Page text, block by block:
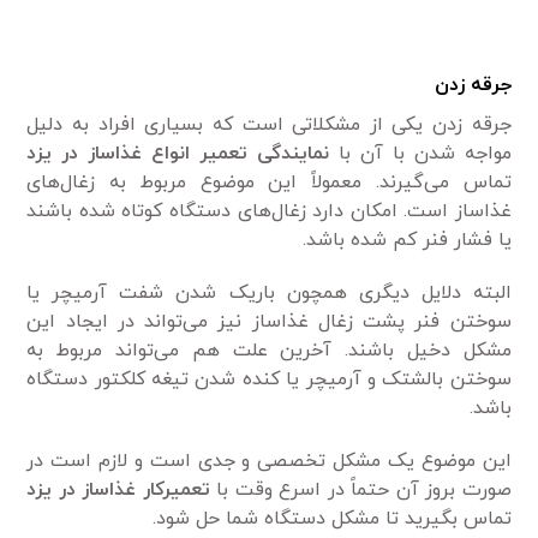
جرقه زدن
جرقه زدن یکی از مشکلاتی است که بسیاری افراد به دلیل
مواجه شدن با آن با نمایندگی تعمیر انواع غذاساز در یزد
تماس می‌گیرند. معمولاً این موضوع مربوط به زغال‌های
غذاساز است. امکان دارد زغال‌های دستگاه کوتاه شده باشند
یا فشار فنر کم شده باشد.
البته دلایل دیگری همچون باریک شدن شفت آرمیچر یا
سوختن فنر پشت زغال غذاساز نیز می‌تواند در ایجاد این
مشکل دخیل باشند. آخرین علت هم می‌تواند مربوط به
سوختن بالشتک و آرمیچر یا کنده شدن تیغه کلکتور دستگاه
باشد.
این موضوع یک مشکل تخصصی و جدی است و لازم است در
صورت بروز آن حتماً در اسرع وقت با تعمیرکار غذاساز در یزد
تماس بگیرید تا مشکل دستگاه شما حل شود.